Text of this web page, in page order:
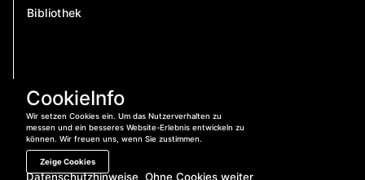
CookieInfo
Wir setzen Cookies ein. Um das Nutzerverhalten zu
messen und ein besseres Website-Erlebnis entwickeln zu
können. Wir freuen uns, wenn Sie zustimmen.
Zeige Cookies
Datenschutzhinweise Ohne Cookies weiter
Bibliothek